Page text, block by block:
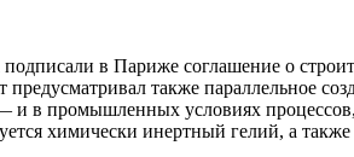
в Париже соглашение о
также параллельное
и в промышленных условиях
химически инертный гелий, а